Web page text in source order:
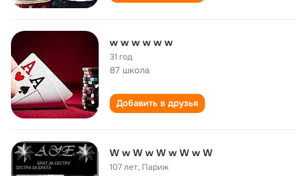
w w w w w w
31 год
87 школа
Добавить в друзья
W w W w W w W w W
107 лет, Париж